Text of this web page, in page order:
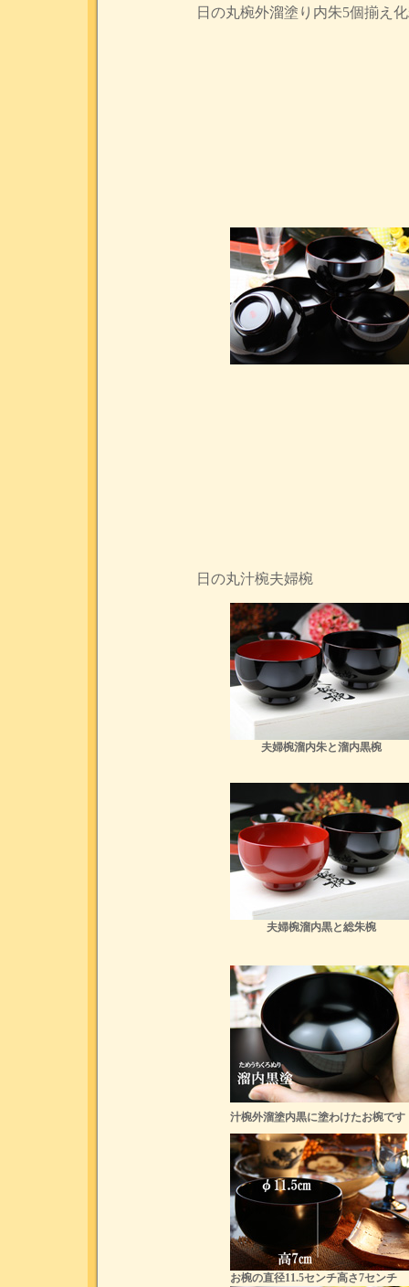
日の丸椀外溜塗り内朱5個揃え
日の丸汁椀夫婦椀
夫婦椀溜内朱と溜内黒椀
夫婦椀溜内黒と総朱椀
汁椀外溜塗内黒に塗わけたお椀です
お椀の直径11.5センチ高さ7センチ